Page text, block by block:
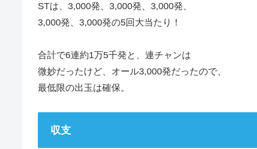
STは、3,000発、3,000発、3,000発、
3,000発、3,000発の5回大当たり！
合計で6連約1万5千発と、連チャンは
微妙だったけど、オール3,000発だったので、
最低限の出玉は確保。
収支